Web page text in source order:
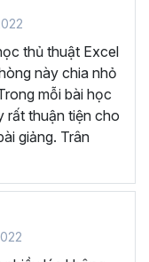
của
mẹo Excel văn
những nội
sau:
Format Paintervà
đặt tên nhanh
trong ô, tạo ghi
thủ thuật Excel
này chia nhỏ
mỗi bài học
rất thuận tiện cho
giảng. Trân